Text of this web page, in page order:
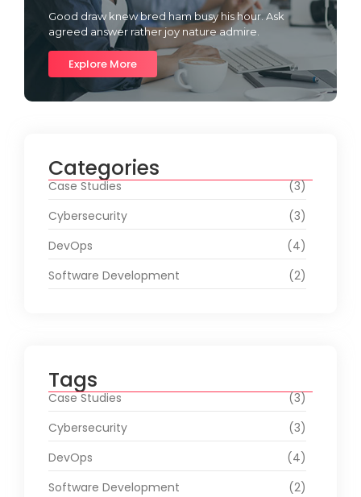
Good draw knew bred ham busy his hour. Ask
agreed answer rather joy nature admire.
Explore More
Categories
Case Studies
(3)
Cybersecurity
(3)
DevOps
(4)
Software Development
(2)
Tags
Case Studies
(3)
Cybersecurity
(3)
DevOps
(4)
Software Development
(2)